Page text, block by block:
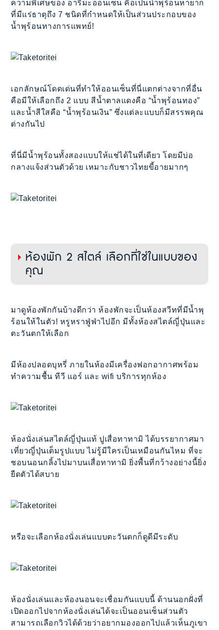
ความพิเศษของ อาริมะออนเซ็น คือเป็นน้ำพุร้อนหายาก
ที่มีแร่ธาตุถึง 7 ชนิดที่กำหนดให้เป็นส่วนประกอบของ
น้ำพุร้อนทางการแพทย์!
เอกลักษณ์โดดเด่นที่ทำให้ออนเซ็นที่นี่แตกต่างจากที่อื่น
คือมีให้เลือกถึง 2 แบบ สีน้ำตาลแดงคือ “น้ำพุร้อนทอง”
และน้ำสีใสคือ “น้ำพุร้อนเงิน” ซึ่งแต่ละแบบก็มีสรรพคุณ
ต่างกันไป
ที่นี่มีน้ำพุร้อนทั้งสองแบบให้แช่ได้ในที่เดียว โดยมีบ่อ
กลางแจ้งส่วนตัวด้วย เหมาะกับชาวไทยขี้อายมากๆ
ห้องพัก 2 สไตล์ เลือกที่ใช่ในแบบของ
คุณ
มาดูห้องพักกันบ้างดีกว่า ห้องพักจะเป็นห้องสวีทที่มีน้ำพุ
ร้อนให้ในตัว! หรูหราฟู่ฟ่าไปอีก มีทั้งห้องสไตล์ญี่ปุ่นและ
ตะวันตกให้เลือก
มีห้องปลอดบุหรี่ ภายในห้องมีเครื่องฟอกอากาศพร้อม
ทำความชื้น ทีวี แอร์ และ wifi บริการทุกห้อง
ห้องนั่งเล่นสไตล์ญี่ปุ่นแท้ ปูเสื่อทาทามิ ได้บรรยากาศมา
เที่ยวญี่ปุ่นเต็มรูปแบบ ไม่รู้มีใครเป็นเหมือนกันไหม ที่จะ
ชอบนอนกลิ้งไปมาบนเสื่อทาทามิ ยิ่งพื้นที่กว้างอย่างนี้ยิ่ง
ยืดตัวได้สบาย
หรือจะเลือกห้องนั่งเล่นแบบตะวันตกก็ดูดีมีระดับ
ห้องนั่งเล่นและห้องนอนจะเชื่อมกันแบบนี้ ด้านนอกฝั่งที่
เปิดออกไปจากห้องนั่งเล่นได้จะเป็นออนเซ็นส่วนตัว
สามารถเลือกวิวได้ด้วยว่าอยากมองออกไปแล้วเห็นภูเขา